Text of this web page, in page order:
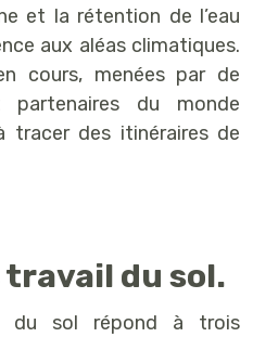
et la rétention de l’eau
aux aléas climatiques.
cours, menées par de
du monde
tracer des itinéraires de
travail du sol.
du sol répond à trois